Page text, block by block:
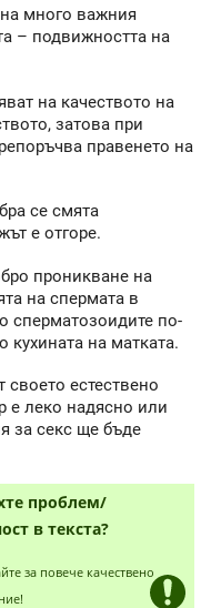
много важния
– подвижността на
на качеството на
затова при
правенето на
се смята
е отгоре.
проникване на
на спермата в
сперматозоидите по-
кухината на матката.
своето естествено
е леко надясно или
за секс ще бъде
проблем/
в текста?
за повече качествено